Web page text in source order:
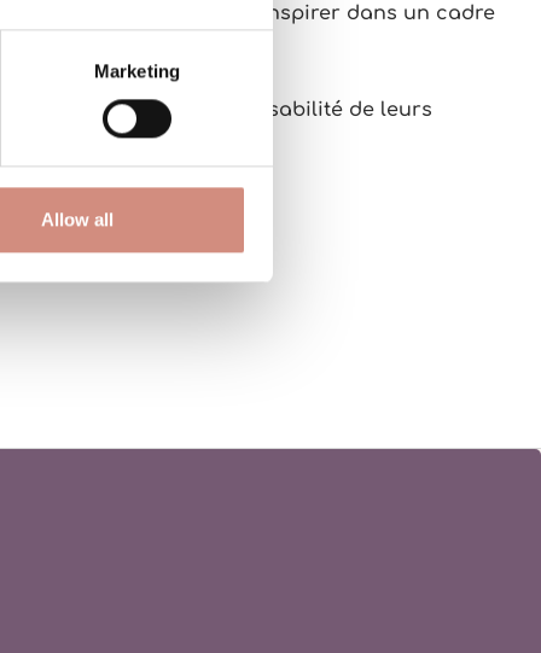
Marketing
Allow all
sûr les consulter et t’en inspirer dans un cadre
reste sous la responsabilité de leurs
répondre !